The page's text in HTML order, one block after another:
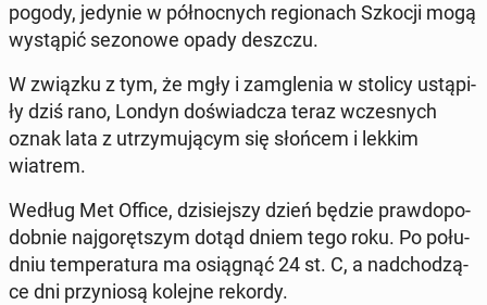
pogody, jedynie w pół­noc­nych re­gio­nach Szkocji mogą
wy­stą­pić se­zo­no­we opady deszczu.
W związku z tym, że mgły i za­mgle­nia w stolicy ustą­pi­
ły dziś rano, Londyn do­świad­cza teraz wcze­snych
oznak lata z utrzy­mu­ją­cym się słońcem i lekkim
wiatrem.
Według Met Office, dzi­siej­szy dzień będzie praw­do­po­
dob­nie naj­go­ręt­szym dotąd dniem tego roku. Po po­łu­
dniu tem­pe­ra­tu­ra ma osią­gnąć 24 st. C, a nad­cho­dzą­
ce dni przy­nio­są kolejne rekordy.